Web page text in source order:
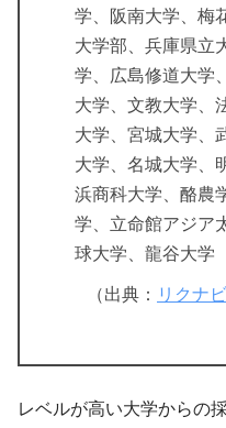
学、阪南大学、梅
大学部、兵庫県立
学、広島修道大学
大学、文教大学、
大学、宮城大学、
大学、名城大学、
浜商科大学、酪農
学、立命館アジア
球大学、龍谷大学
（出典： リクナ
レベルが高い大学からの